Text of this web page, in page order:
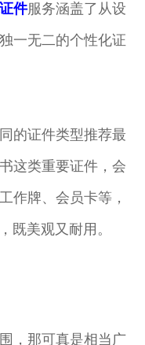
件服务涵盖了从设
一无二的个性化证
的证件类型推荐最
这类重要证件，会
作牌、会员卡等，
既美观又耐用。
，那可真是相当广